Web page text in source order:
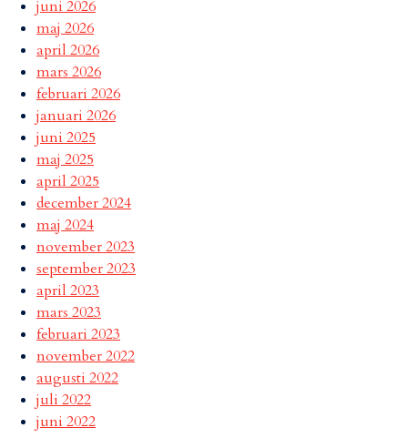
juni 2026
maj 2026
april 2026
mars 2026
februari 2026
januari 2026
juni 2025
maj 2025
april 2025
december 2024
maj 2024
november 2023
september 2023
april 2023
mars 2023
februari 2023
november 2022
augusti 2022
juli 2022
juni 2022